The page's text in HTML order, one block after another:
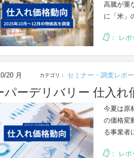
高騰が重
に「米」
： レポ
20 月 カテゴリ： セミナー・調査レポー
パーデリバリー 仕入れ
今夏は原
の価格変
る事業者
： レポ